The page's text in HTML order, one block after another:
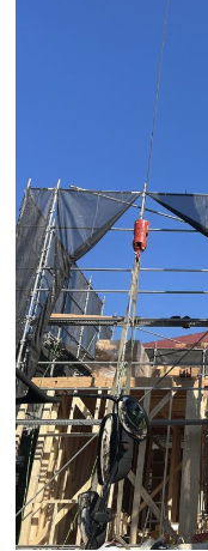
家づくりのスケジュール
よくあるご質問
スタッフブログ
プライバシー
ポリシー
サイトマップ